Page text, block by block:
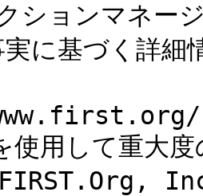
ションマネー
実に基づく詳
用して重大度